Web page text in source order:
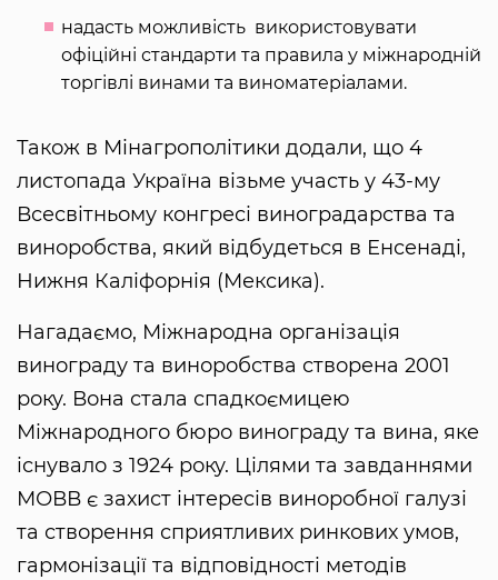
надасть можливість використовувати
офіційні стандарти та правила у міжнародній
торгівлі винами та виноматеріалами.
Також в Мінагрополітики додали, що 4
листопада Україна візьме участь у 43-му
Всесвітньому конгресі виноградарства та
виноробства, який відбудеться в Енсенаді,
Нижня Каліфорнія (Мексика).
Нагадаємо, Міжнародна організація
винограду та виноробства створена 2001
року. Вона стала спадкоємицею
Міжнародного бюро винограду та вина, яке
існувало з 1924 року. Цілями та завданнями
МОВВ є захист інтересів виноробної галузі
та створення сприятливих ринкових умов,
гармонізації та відповідності методів